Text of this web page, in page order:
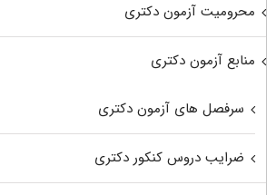
محرومیت آزمون دکتری
منابع آزمون دکتری
سرفصل های آزمون دکتری
ضرایب دروس کنکور دکتری